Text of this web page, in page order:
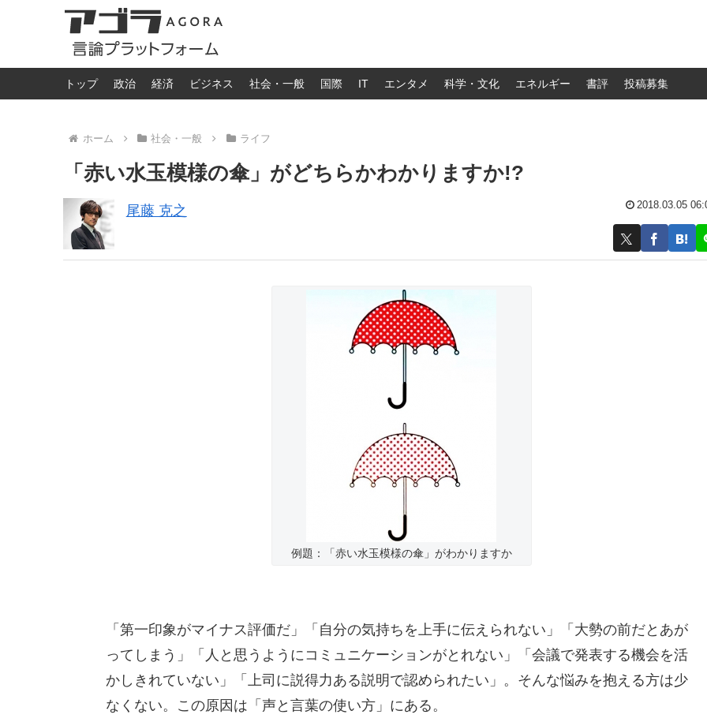
トップ 政治 経済 ビジネス 社会・一般 国際 IT エンタメ 科学・文化 エネルギー 書評 投稿募集
ホーム 社会・一般 ライフ
「赤い水玉模様の傘」がどちらかわかりますか!?
尾藤 克之 2018.03.05
例題：「赤い水玉模様の傘」がわかりますか
「第一印象がマイナス評価だ」「自分の気持ちを上手に伝えられない」「大勢の前だとあが
ってしまう」「人と思うようにコミュニケーションがとれない」「会議で発表する機会を活
かしきれていない」「上司に説得力ある説明で認められたい」。そんな悩みを抱える方は少
なくない。この原因は「声と言葉の使い方」にある。